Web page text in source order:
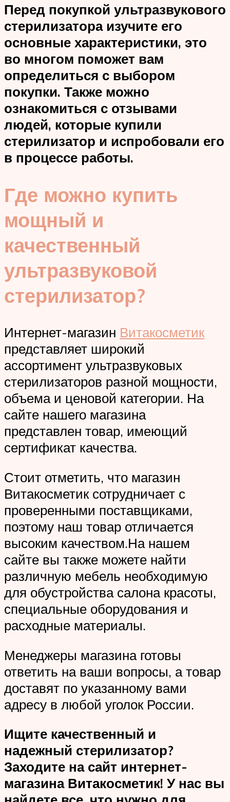
Перед покупкой ультразвукового
стерилизатора изучите его
основные характеристики, это
во многом поможет вам
определиться с выбором
покупки. Также можно
ознакомиться с отзывами
людей, которые купили
стерилизатор и испробовали его
в процессе работы.
Где можно купить
мощный и
качественный
ультразвуковой
стерилизатор?
Интернет-магазин Витакосметик
представляет широкий
ассортимент ультразвуковых
стерилизаторов разной мощности,
объема и ценовой категории. На
сайте нашего магазина
представлен товар, имеющий
сертификат качества.
Стоит отметить, что магазин
Витакосметик сотрудничает с
проверенными поставщиками,
поэтому наш товар отличается
высоким качеством.На нашем
сайте вы также можете найти
различную мебель необходимую
для обустройства салона красоты,
специальные оборудования и
расходные материалы.
Менеджеры магазина готовы
ответить на ваши вопросы, а товар
доставят по указанному вами
адресу в любой уголок России.
Ищите качественный и
надежный стерилизатор?
Заходите на сайт интернет-
магазина Витакосметик! У нас вы